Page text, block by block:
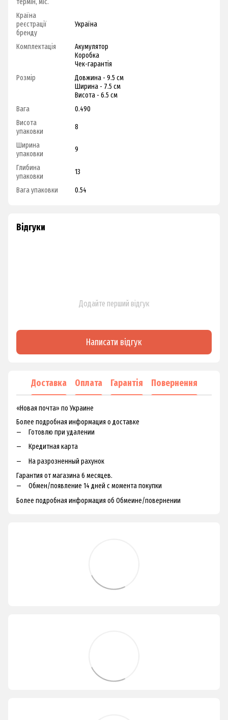
термін, міс.
Країна
реєстрації
бренду
Україна
Комплектація
Акумулятор
Коробка
Чек-гарантія
Розмір
Довжина - 9.5 см
Ширина - 7.5 см
Висота - 6.5 см
Вага
0.490
Висота
упаковки
8
Ширина
упаковки
9
Глибина
упаковки
13
Вага упаковки 0.54
Відгуки
Додайте перший відгук
Написати відгук
Доставка Оплата Гарантія Повернення
«Новая почта» по Украине
Более подробная информация о доставке
Готовлю при удалении
Кредитная карта
На разрозненный рахунок
Гарантия от магазина 6 месяцев.
Обмен/появление 14 дней с момента покупки
Более подробная информация об Обмеине/повернении